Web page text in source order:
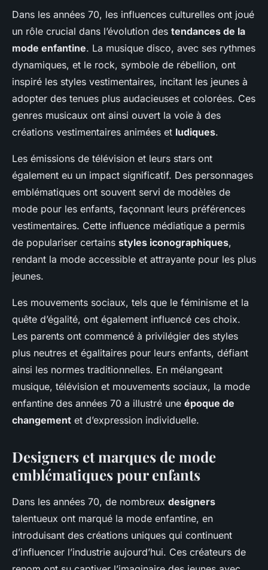
Dans les années 70, les influences culturelles ont joué
un rôle crucial dans l’évolution des tendances de la
mode enfantine. La musique disco, avec ses rythmes
dynamiques, et le rock, symbole de rébellion, ont
inspiré les styles vestimentaires, incitant les jeunes à
adopter des tenues plus audacieuses et colorées. Ces
genres musicaux ont ainsi ouvert la voie à des
créations vestimentaires animées et ludiques.
Les émissions de télévision et leurs stars ont
également eu un impact significatif. Des personnages
emblématiques ont souvent servi de modèles de
mode pour les enfants, façonnant leurs préférences
vestimentaires. Cette influence médiatique a permis
de populariser certains styles iconographiques,
rendant la mode accessible et attrayante pour les plus
jeunes.
Les mouvements sociaux, tels que le féminisme et la
quête d’égalité, ont également influencé ces choix.
Les parents ont commencé à privilégier des styles
plus neutres et égalitaires pour leurs enfants, défiant
ainsi les normes traditionnelles. En mélangeant
musique, télévision et mouvements sociaux, la mode
enfantine des années 70 a illustré une époque de
changement et d’expression individuelle.
Designers et marques de mode
emblématiques pour enfants
Dans les années 70, de nombreux designers
talentueux ont marqué la mode enfantine, en
introduisant des créations uniques qui continuent
d’influencer l’industrie aujourd’hui. Ces créateurs de